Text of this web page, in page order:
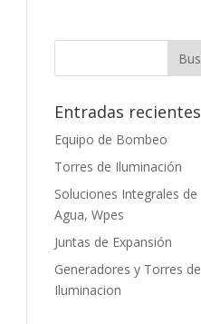
Entradas recientes
Equipo de Bombeo
Torres de Iluminación
Soluciones Integrales de
Agua, Wpes
Juntas de Expansión
Generadores y Torres de
Iluminacion